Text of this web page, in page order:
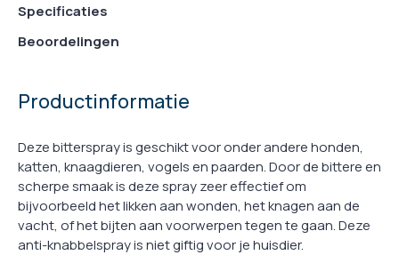
Specificaties
Beoordelingen
Productinformatie
Deze bitterspray is geschikt voor onder andere honden,
katten, knaagdieren, vogels en paarden. Door de bittere en
scherpe smaak is deze spray zeer effectief om
bijvoorbeeld het likken aan wonden, het knagen aan de
vacht, of het bijten aan voorwerpen tegen te gaan. Deze
anti-knabbelspray is niet giftig voor je huisdier.